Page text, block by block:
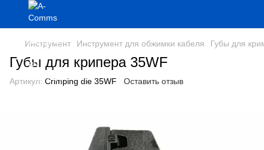
Инструмент Инструмент для обжимки кабеля Губы для
Губы для крипера 35WF
Артикул: Crimping die 35WF Оставить отзыв